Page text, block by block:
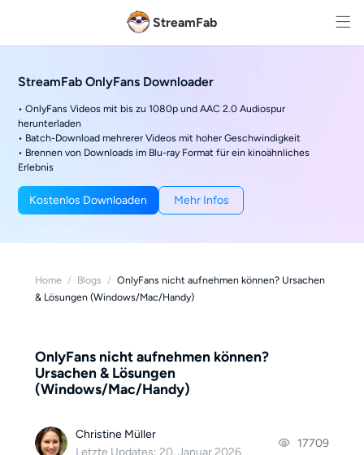
StreamFab
StreamFab OnlyFans Downloader
• OnlyFans Videos mit bis zu 1080p und AAC 2.0 Audiospur
herunterladen
• Batch-Download mehrerer Videos mit hoher Geschwindigkeit
• Brennen von Downloads im Blu-ray Format für ein kinoähnliches
Erlebnis
Kostenlos Downloaden Mehr Infos
Home / Blogs / OnlyFans nicht aufnehmen können? Ursachen
& Lösungen (Windows/Mac/Handy)
OnlyFans nicht aufnehmen können?
Ursachen & Lösungen
(Windows/Mac/Handy)
Christine Müller
17709